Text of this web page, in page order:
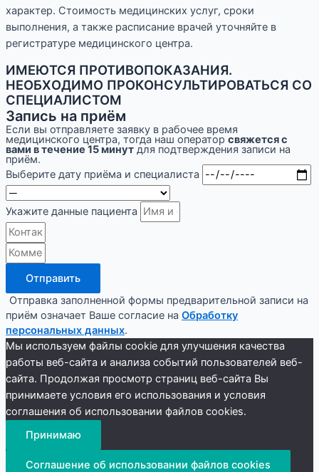
характер. Стоимость медицинских услуг, сроки
выполнения, а также расписание врачей уточняйте в
регистратуре медицинского центра.
ИМЕЮТСЯ ПРОТИВОПОКАЗАНИЯ.
НЕОБХОДИМО ПРОКОНСУЛЬТИРОВАТЬСЯ СО
СПЕЦИАЛИСТОМ
Запись на приём
Если вы отправляете заявку в рабочее время
медицинского центра, тогда наш оператор свяжется с
вами в течение 15 минут для подтверждения записи на
приём.
Выберите дату приёма и специалиста
Укажите данные пациента
Отправить
Отправка заполненной формы предварительной записи на
приём означает Ваше согласие на Обработку
персональных данных.
Мы используем файлы cookie для улучшения качества
работы веб-сайта и анализа событий пользователей веб-
сайта. Продолжая просмотр страниц веб-сайта Вы
принимаете условия его использования и условия
соглашения об использовании файлов cookies.
Принимаю
Соглашение об использовании файлов cookies